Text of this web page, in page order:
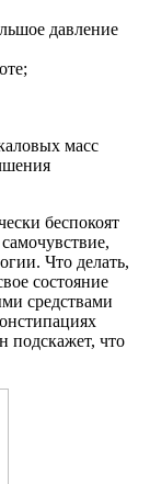
давление
масс
беспокоят
Что делать,
состояние
средствами
подскажет, что